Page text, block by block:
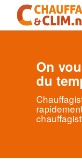
On
du